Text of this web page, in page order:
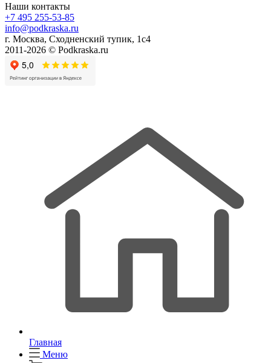
Наши контакты
+7 495 255-53-85
info@podkraska.ru
г. Москва, Сходненский тупик, 1с4
2011-2026 © Podkraska.ru
Главная
Меню